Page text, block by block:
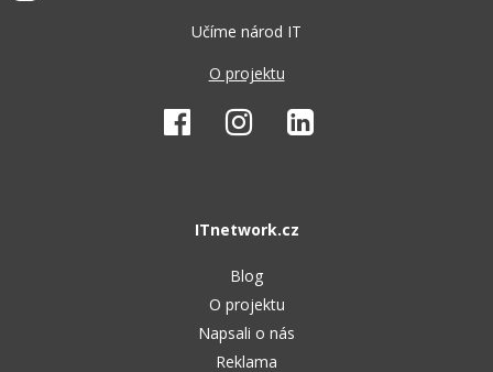
Učíme národ IT
O projektu
ITnetwork.cz
Blog
O projektu
Napsali o nás
Reklama